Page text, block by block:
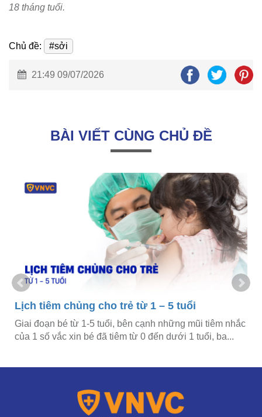
18 tháng tuổi.
Chủ đề: #sởi
21:49 09/07/2026
BÀI VIẾT CÙNG CHỦ ĐỀ
Lịch tiêm chủng cho trẻ từ 1 – 5 tuổi
Giai đoạn bé từ 1-5 tuổi, bên cạnh những mũi tiêm nhắc
của 1 số vắc xin bé đã tiêm từ 0 đến dưới 1 tuổi, ba...